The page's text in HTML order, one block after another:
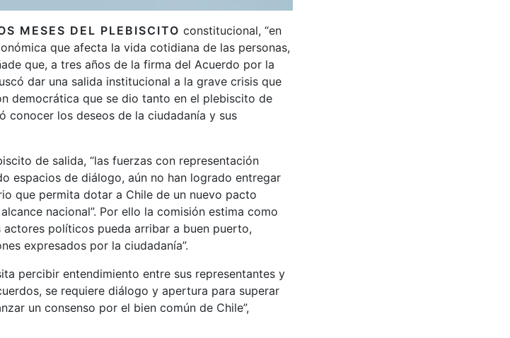
MESES DEL PLEBISCITO constitucional, “en
que afecta la vida cotidiana de las personas,
que, a tres años de la firma del Acuerdo por la
dar una salida institucional a la grave crisis que
democrática que se dio tanto en el plebiscito de
conocer los deseos de la ciudadanía y sus
de salida, “las fuerzas con representación
espacios de diálogo, aún no han logrado entregar
que permita dotar a Chile de un nuevo pacto
nacional”. Por ello la comisión estima como
políticos pueda arribar a buen puerto,
expresados por la ciudadanía”.
percibir entendimiento entre sus representantes y
se requiere diálogo y apertura para superar
un consenso por el bien común de Chile”,